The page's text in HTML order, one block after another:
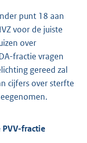
punt 18 aan
voor de juiste
over
fractie vragen
gereed zal
cijfers over sterfte
fractie